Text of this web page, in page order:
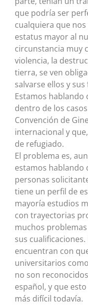
que podría ser
cualquiera que
estatus mayor al
circunstancia muy
violencia, la
tierra, se ven
salvarse ellos y sus
Estamos hablando
dentro de los
Convención de
internacional y
de refugiado.
El problema es,
estamos hablando
personas
tiene un perfil de
mayoría estudios
con trayectorias
muchos
sus
encuentran con
universitarios
no son
español, y que
más difícil todavía.